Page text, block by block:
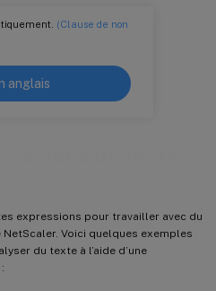
(Clause de non
anglais
expressions pour travailler avec du
Voici quelques exemples
du texte à l’aide d’une